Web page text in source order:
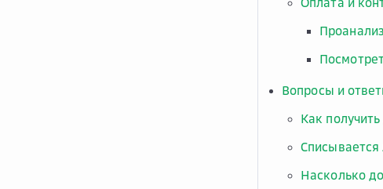
Вопросы и
Как
Списывается
Насколько